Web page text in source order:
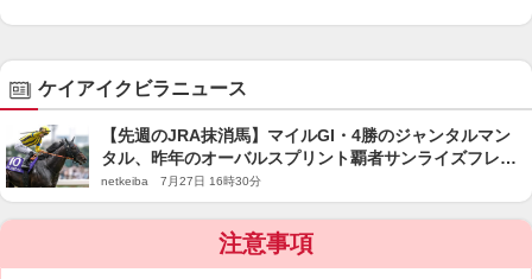
ケイアイクビラニュース
【先週のJRA抹消馬】マイルGI・4勝のジャンタルマン
タル、昨年のオーバルスプリント覇者サンライズフレイ
ムなど
netkeiba 7月27日 16時30分
注意事項